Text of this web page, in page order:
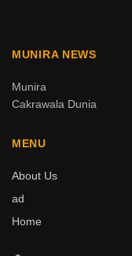
MUNIRA NEWS
Munira
Cakrawala Dunia
MENU
About Us
ad
Home